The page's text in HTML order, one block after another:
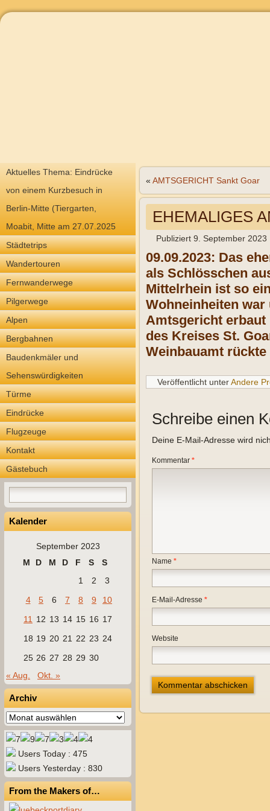
Aktuelles Thema: Eindrücke
von einem Kurzbesuch in
Berlin-Mitte (Tiergarten,
Moabit, Mitte am 27.07.2025
Städtetrips
Wandertouren
Fernwanderwege
Pilgerwege
Alpen
Bergbahnen
Baudenkmäler und
Sehenswürdigkeiten
Türme
Eindrücke
Flugzeuge
Kontakt
Gästebuch
Kalender
September 2023
M
D M D F S
S
1
2
3
4
5 6 7 8 9
10
11
12 13 14 15 16 17
18 19 20 21 22 23 24
25 26 27 28 29 30
« Aug.
Okt. »
Archiv
Archiv
Users Today : 475
Users Yesterday : 830
From the Makers of…
« AMTSGERICHT Sankt Goar
EHEMALIGES
Publiziert 9. September 2023
09.09.2023: Das
als Schlösschen
Mittelrhein ist so
Wohneinheiten
Amtsgericht erbaut
des Kreises St.
Weinbauamt
Veröffentlicht unterAndere
Schreibe einen
Deine E-Mail-Adresse wird
Kommentar *
Name *
E-Mail-Adresse *
Website